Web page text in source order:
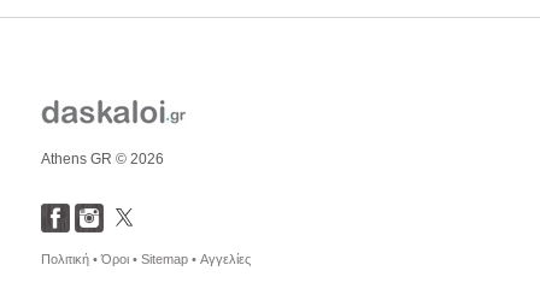
Athens GR © 2026
Πολιτική •Όροι • Sitemap • Αγγελίες